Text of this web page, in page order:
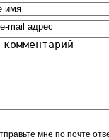
мне по почте